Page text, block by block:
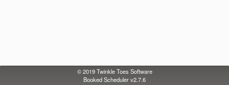
© 2019Twinkle Toes Software
Booked Scheduler v2.7.6